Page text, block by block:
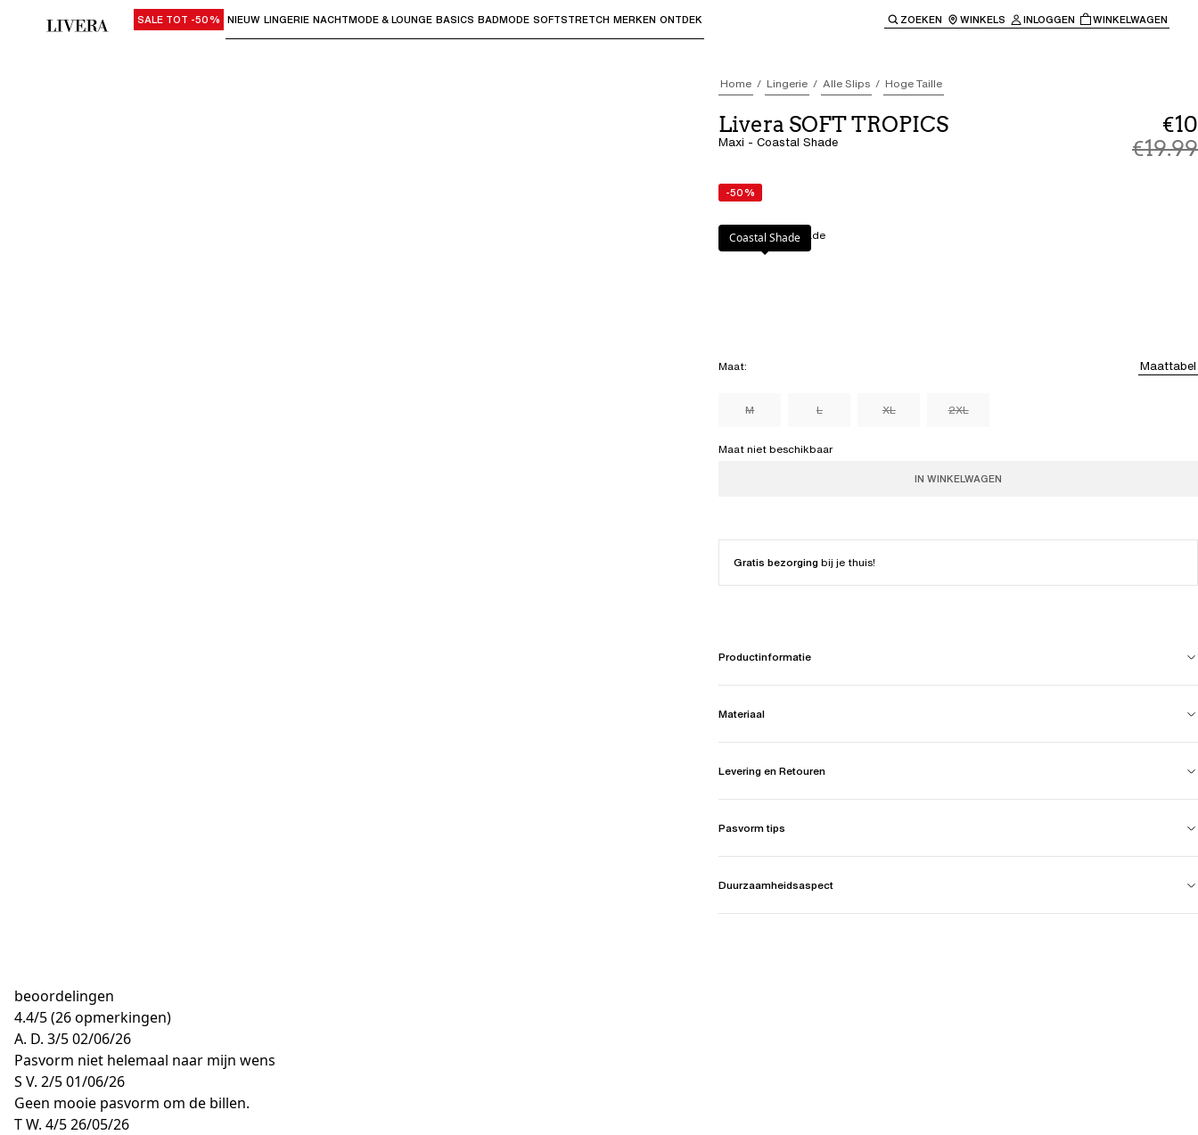
Gebruik "Pijl omlaag" of "Enter" om submenu's te openen en "Pijl omhoog" of "Escape" om terug te keren naar de hoofdnavigatie.
SALE TOT -50% NIEUW LINGERIE NACHTMODE & LOUNGE BASICS BADMODE SOFTSTRETCH MERKEN ONTDEK ZOEKEN WINKELS INLOGGEN WINKELWAGEN
Home Lingerie Alle Slips Hoge Taille
Livera SOFT TROPICS
Maxi - Coastal Shade
€10
€19.99
-50%
Kleur:Coastal Shade
Coastal Shade
Maat: Maattabel
M L XL 2XL
Maat niet beschikbaar
IN WINKELWAGEN
Gratis bezorgingbij je thuis!
Productinformatie
Materiaal
Levering en Retouren
Pasvorm tips
Duurzaamheidsaspect
beoordelingen
4.4/5(26 opmerkingen)
A. D. 3/502/06/26
Pasvorm niet helemaal naar mijn wens
S V. 2/501/06/26
Geen mooie pasvorm om de billen.
T W. 4/526/05/26